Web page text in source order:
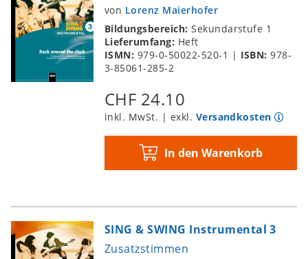
von Lorenz Maierhofer
Bildungsbereich:Sekundarstufe 1
Lieferumfang: Heft
ISMN: 979-0-50022-520-1 | ISBN:978-
3-85061-285-2
CHF 24.10
inkl. MwSt. | exkl. Versandkosten
In den Warenkorb
SING & SWING Instrumental 3
Zusatzstimmen